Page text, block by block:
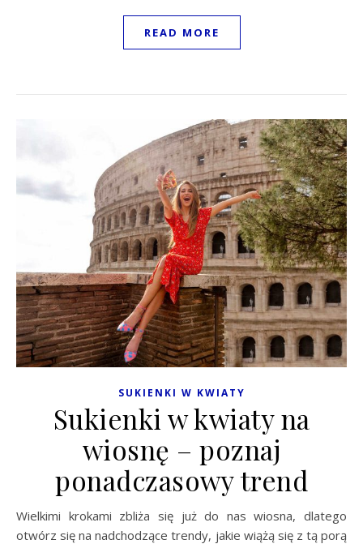
READ MORE
SUKIENKI W KWIATY
Sukienki w kwiaty na
wiosnę – poznaj
ponadczasowy trend
Wielkimi krokami zbliża się już do nas wiosna, dlatego
otwórz się na nadchodzące trendy, jakie wiążą się z tą porą